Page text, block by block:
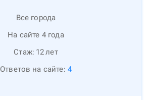
Все города
На сайте 4 года
Стаж: 12лет
Ответов на сайте: 4